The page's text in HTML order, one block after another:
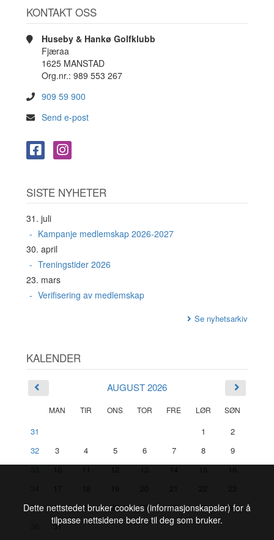
KONTAKT OSS
Huseby & Hankø Golfklubb
Fjæraa
1625 MANSTAD
Org.nr.: 989 553 267
909 59 900
Send e-post
SISTE NYHETER
31. juli
Kampanje medlemskap 2026-2027
30. april
Treningstider 2026
23. mars
Verifisering av medlemskap
Se nyhetsarkiv
KALENDER
AUGUST 2026
MAN TIR ONS TOR FRE LØR SØN
31 1
2
32
3 4 5 6 7 8
9
35
24 25 26 27 28 29
30
31
Dette nettstedet bruker cookies (informasjonskapsler) for å
tilpasse nettsidene bedre til deg som bruker.